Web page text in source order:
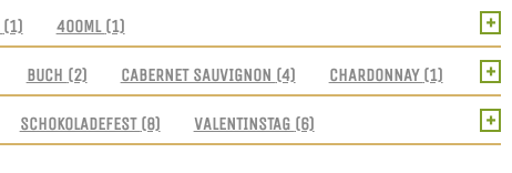
(1) 400ML (1)
+
BUCH (2) CABERNET SAUVIGNON (4) CHARDONNAY (1)
+
SCHOKOLADEFEST (8) VALENTINSTAG (6) +